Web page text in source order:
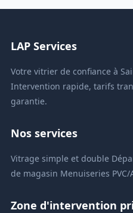
LAP Services
Votre vitrier de confiance à
Intervention rapide, tarifs
garantie.
Nos services
Vitrage simple et double
de magasin Menuiseries PVC/
Zone d'intervention